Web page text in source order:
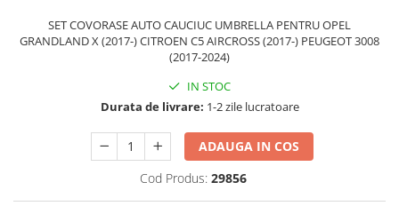
Huse Auto
Huse Scaune Auto
Covorase Auto/ Presuri Auto
Seturi Interior
Accesorii Siguranta Auto
SET COVORASE AUTO CAUCIUC UMBRELLA PENTRU OPEL
GRANDLAND X (2017-) CITROEN C5 AIRCROSS (2017-) PEUGEOT 3008
(2017-2024)
IN STOC
Durata de livrare: 1-2 zile lucratoare
ADAUGA IN COS
Cod Produs: 29856